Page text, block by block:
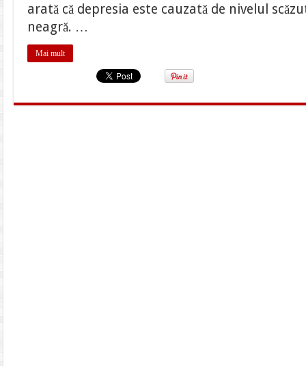
arată că depresia este cauzată de nivelul
neagră. …
Mai mult